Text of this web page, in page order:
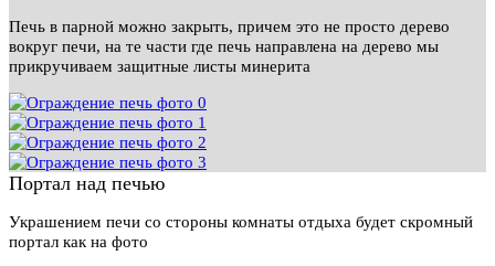
Печь в парной можно закрыть, причем это не просто дерево
вокруг печи, на те части где печь направлена на дерево мы
прикручиваем защитные листы минерита
Портал над печью
Украшением печи со стороны комнаты отдыха будет скромный
портал как на фото